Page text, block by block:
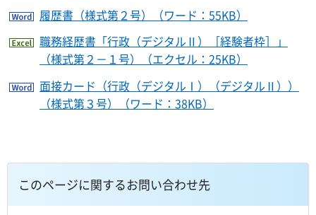
履歴書（様式第２号）（ワード：55KB）
職務経歴書「行政（デジタルⅡ）［経験者枠］」
（様式第２－１号）（エクセル：25KB）
面接カード（行政（デジタルⅠ）（デジタルⅡ））
（様式第３号）（ワード：38KB）
このページに関するお問い合わせ先